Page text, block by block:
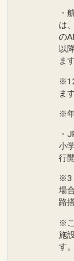
・
は
の
以
ま
ま
※
・
小
行
※3
場
路
※
施
す。